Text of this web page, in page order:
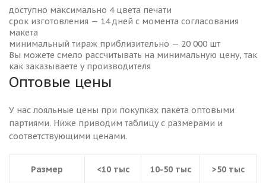
доступно максимально 4 цвета печати
срок изготовления — 14 дней с момента согласования
макета
минимальный тираж приблизительно — 20 000 шт
Вы можете смело рассчитывать на минимальную цену, так
как заказываете у производителя
Оптовые цены
У нас лояльные цены при покупках пакета оптовыми
партиями. Ниже приводим таблицу с размерами и
соответствующими ценами.
Размер <10 тыс 10-50 тыс >50 тыс